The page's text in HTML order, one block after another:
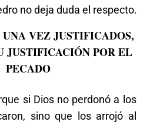
no deja duda el respecto.
VEZ JUSTIFICADOS,
JUSTIFICACIÓN POR EL
PECADO
si Dios no perdonó a los
sino que los arrojó al